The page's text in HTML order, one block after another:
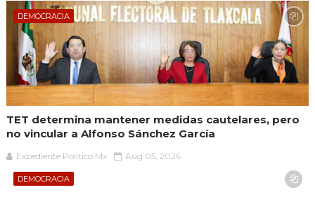
DEMOCRACIA
TET determina mantener medidas cautelares, pero
no vincular a Alfonso Sánchez García
Expediente Político.Mx Aug 05, 2026
DEMOCRACIA